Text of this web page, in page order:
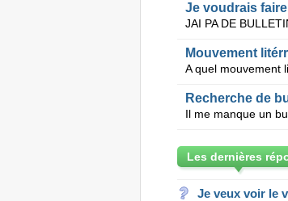
Je voudrais
Mouvement
Recherche de
Les dernières
Je veux voir le